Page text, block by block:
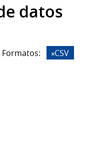
datos
Formatos: CSV